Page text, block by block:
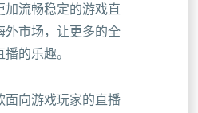
加流畅稳定的游戏直
外市场，让更多的全
的乐趣。
面向游戏玩家的直播